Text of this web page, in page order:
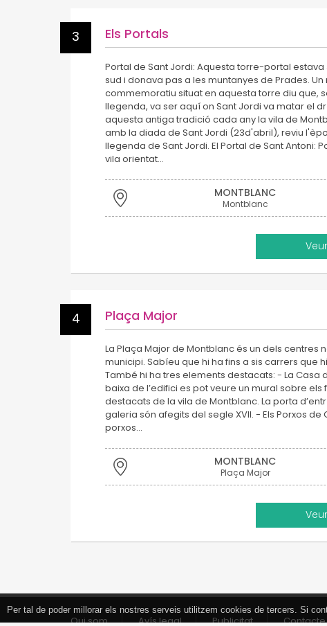
3 Els Portals
Portal de Sant Jordi: Aquesta torre-portal
sud i donava pas a les muntanyes de Prades.
commemoratiu situat en aquesta torre diu que,
llegenda, va ser aquí on Sant Jordi va matar el
aquesta antiga tradició cada any la vila de
amb la diada de Sant Jordi (23d'abril), reviu
llegenda de Sant Jordi. El Portal de Sant Antoni:
vila orientat…
MONTBLANC
Montblanc
4 Plaça Major
La Plaça Major de Montblanc és un dels centres
municipi. Sabíeu que hi ha fins a sis carrers que
També hi ha tres elements destacats: - La Casa
baixa de l’edifici es pot veure un mural sobre els
destacats de la vila de Montblanc. La porta
galeria són afegits del segle XVII. - Els Porxos de
porxos…
MONTBLANC
Plaça Major
Qui som Avís legal Publicitat Contacte
Per tal de poder millorar els nostres serveis utilitzem cookies de tercers. Si
Tancar